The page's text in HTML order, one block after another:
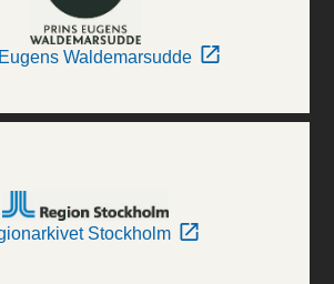
Waldemarsudde
Stockholm